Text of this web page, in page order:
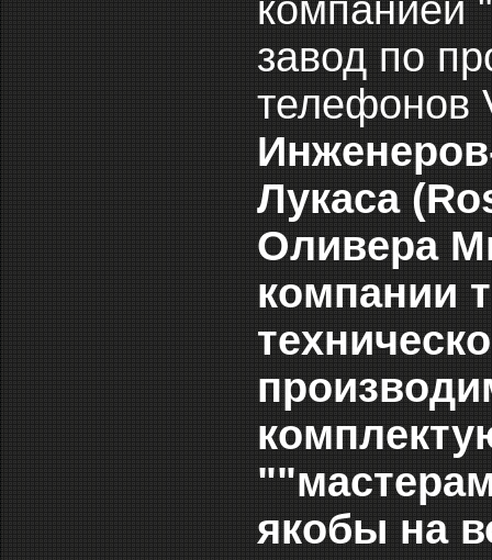
компанией
завод по
телефонов
Лукаса
Оливера
компании
якобы на